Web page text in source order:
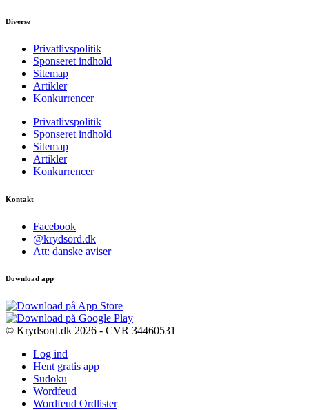
Diverse
Privatlivspolitik
Sponseret indhold
Sitemap
Artikler
Konkurrencer
Privatlivspolitik
Sponseret indhold
Sitemap
Artikler
Konkurrencer
Kontakt
Facebook
@krydsord.dk
Att: danske aviser
Download app
© Krydsord.dk 2026 - CVR 34460531
Log ind
Hent gratis app
Sudoku
Wordfeud
Wordfeud Ordlister